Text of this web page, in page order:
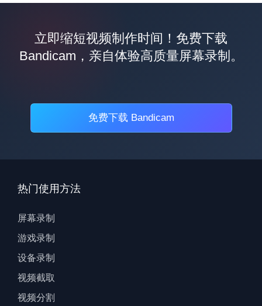
立即缩短视频制作时间！免费下载
Bandicam，亲自体验高质量屏幕录制。
免费下载 Bandicam
热门使用方法
屏幕录制
游戏录制
设备录制
视频截取
视频分割